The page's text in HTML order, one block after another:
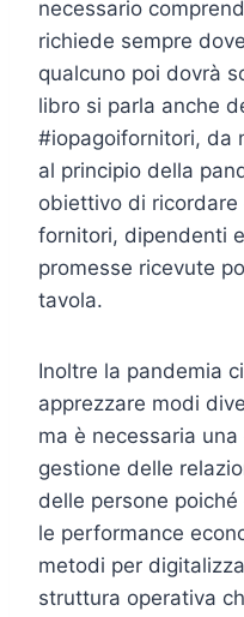
necessario
richiede sempre
qualcuno poi dovrà
libro si parla anche
#iopagoifornitori, da
al principio della
obiettivo di
fornitori, dipendenti
promesse ricevute
tavola.
Inoltre la pandemia
apprezzare modi
ma è necessaria
gestione delle
delle persone
le performance
metodi per
struttura operativa